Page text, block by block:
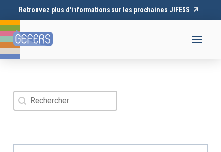
Retrouvez plus d'informations sur les prochaines JIFESS
Rechercher
Rechercher